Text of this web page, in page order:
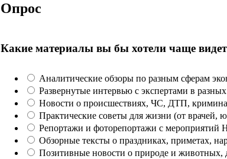
Опрос
Какие материалы вы бы хотели чаще
Аналитические обзоры по разным сферам
Развернутые интервью с экспертами в
Новости о происшествиях, ЧС, ДТП,
Практические советы для жизни (от врачей,
Репортажи и фоторепортажи с мероприятий
Обзорные тексты о праздниках, приметах,
Позитивные новости о природе и животных,